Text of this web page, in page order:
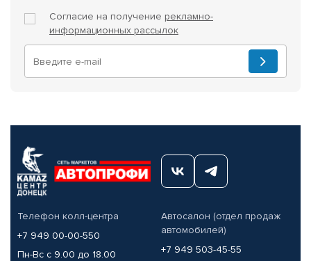
Согласие на получение рекламно-
информационных рассылок
Телефон колл-центра
+7 949 00-00-550
Пн-Вс с 9.00 до 18.00
Автосалон (отдел продаж
автомобилей)
+7 949 503-45-55